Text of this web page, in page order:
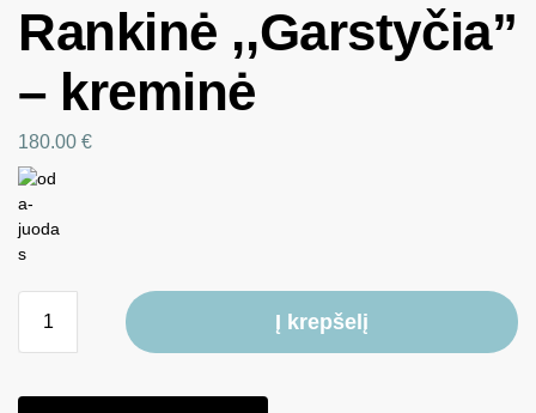
Rankinė ,,Garstyčia”
– kreminė
180.00 €
Į krepšelį